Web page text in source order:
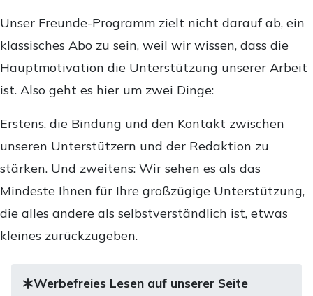
Unser Freunde-Programm zielt nicht darauf ab, ein
klassisches Abo zu sein, weil wir wissen, dass die
Hauptmotivation die Unterstützung unserer Arbeit
ist. Also geht es hier um zwei Dinge:
Erstens, die Bindung und den Kontakt zwischen
unseren Unterstützern und der Redaktion zu
stärken. Und zweitens: Wir sehen es als das
Mindeste Ihnen für Ihre großzügige Unterstützung,
die alles andere als selbstverständlich ist, etwas
kleines zurückzugeben.
Werbefreies Lesen auf unserer Seite